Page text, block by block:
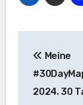
Meine
2024. 30